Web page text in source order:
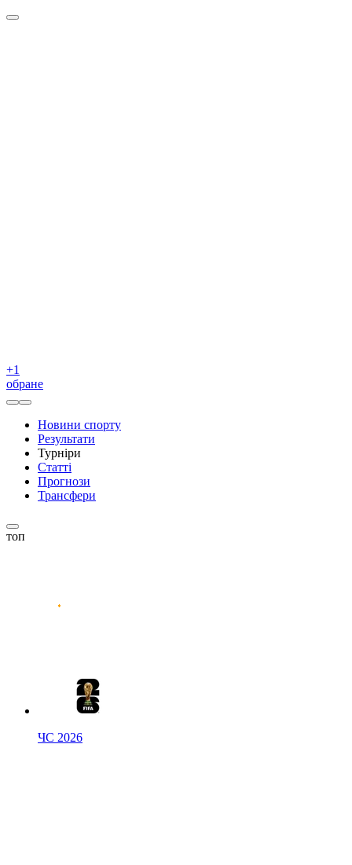
+1
обране
Новини спорту
Результати
Турніри
Статті
Прогнози
Трансфери
топ
ЧС 2026